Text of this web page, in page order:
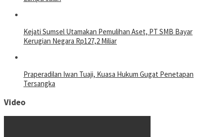
Kejati Sumsel Utamakan Pemulihan Aset, PT SMB Bayar
Kerugian Negara Rp127,2 Miliar
Praperadilan Iwan Tuaji, Kuasa Hukum Gugat Penetapan
Tersangka
Video